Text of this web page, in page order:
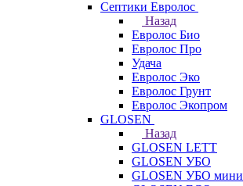
Септики Евролос
Назад
Евролос Био
Евролос Про
Удача
Евролос Эко
Евролос Грунт
Евролос Экопром
GLOSEN
Назад
GLOSEN LETT
GLOSEN УБО
GLOSEN УБО мини